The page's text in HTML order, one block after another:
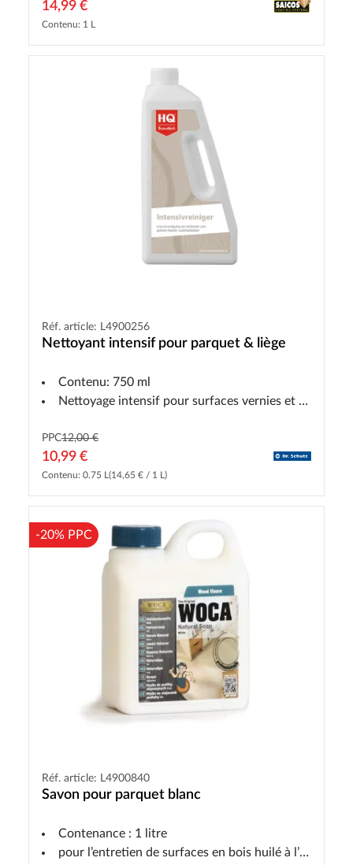
14,99 €
Contenu: 1 L
Réf. article: L4900256
Nettoyant intensif pour parquet & liège
Contenu: 750 ml
Nettoyage intensif pour surfaces vernies et huilées
PPC12,00 €
10,99 €
Contenu: 0.75 L (14,65 € / 1 L)
-20% PPC
Réf. article: L4900840
Savon pour parquet blanc
Contenance : 1 litre
pour l’entretien de surfaces en bois huilé à l’huile blanche à l’intérieur